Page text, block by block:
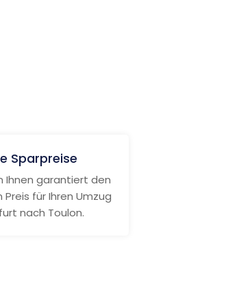
Sparpreise
Ihnen garantiert den
für Ihren Umzug
nach Toulon.